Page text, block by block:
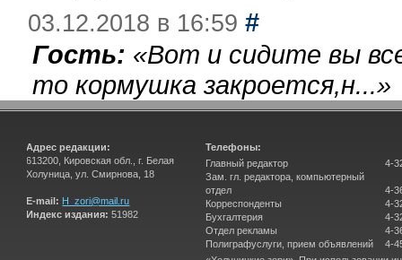
03.12.2018 в 16:59 #
Гость: «Вот и сидите вы
то кормушка закроется,н...»
Адрес редакции:
613200, Кировская обл., г. Белая
Холуница, ул. Смирнова, 18
E-mail: H_zori@mail.ru
Индекс издания: 51982
Телефоны:
Главный редактор
Зам. гл. редактора, компьютерный
отдел
Корреспонденты
Бухгалтерия
Отдел рекламы
Полиграфуслуги, прием объявлений
4-
4-
4-
4-
4-
4-